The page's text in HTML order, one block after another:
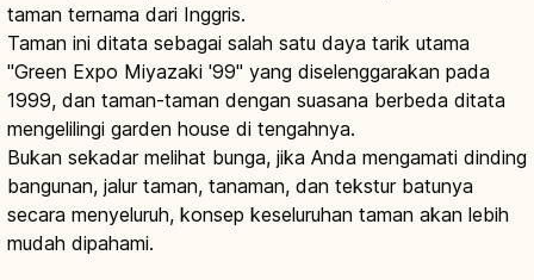
taman ternama dari Inggris.
Taman ini ditata sebagai salah satu daya tarik utama
"Green Expo Miyazaki '99" yang diselenggarakan pada
1999, dan taman-taman dengan suasana berbeda ditata
mengelilingi garden house di tengahnya.
Bukan sekadar melihat bunga, jika Anda mengamati dinding
bangunan, jalur taman, tanaman, dan tekstur batunya
secara menyeluruh, konsep keseluruhan taman akan lebih
mudah dipahami.